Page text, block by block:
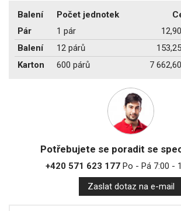
Balení Počet jednotek
Pár
1 pár
Balení
12 párů
Karton
600 párů 7
Potřebujete se poradit se
+420 571 623 177Po - Pá 7:00 -
Zaslat dotaz na e-mail